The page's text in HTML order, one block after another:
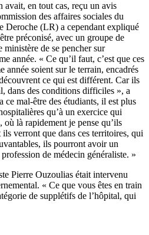
en tout cas, reçu un avis
des affaires sociales du
Deroche (LR) a cependant expliqué
préconisé, avec un groupe de
ministère de se pencher sur
année. « Ce qu’il faut, c’est que ces
année soient sur le terrain, encadrés
ce qui est différent. Car ils
dans des conditions difficiles », a
ce mal-être des étudiants, il est plus
qu’à un exercice qui
là rapidement je pense qu’ils
verront que dans ces territoires, qui
ils pourront avoir un
de médecin généraliste. »
Pierre Ouzoulias était intervenu
« Ce que vous êtes en train
de supplétifs de l’hôpital, qui